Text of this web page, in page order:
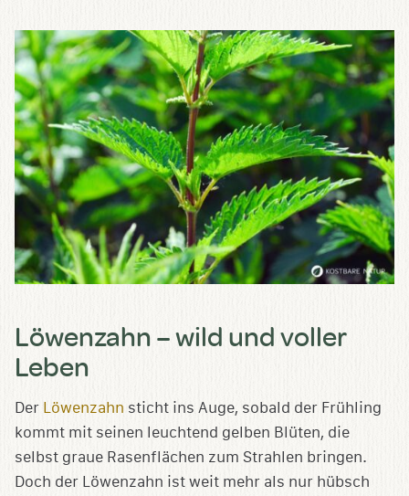
Löwenzahn – wild und voller
Leben
Der Löwenzahn sticht ins Auge, sobald der Frühling
kommt mit seinen leuchtend gelben Blüten, die
selbst graue Rasenflächen zum Strahlen bringen.
Doch der Löwenzahn ist weit mehr als nur hübsch